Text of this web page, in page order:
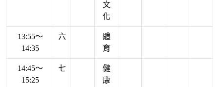
文
化
13:55～
14:35
六
體
育
14:45～
15:25
七
健
康